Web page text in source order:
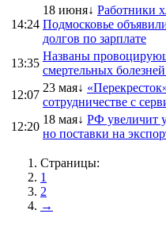
14:24
18 июня↓ Работники
Подмосковье
долгов по зарплате
13:35
Названы
смертельных
12:07
23 мая↓
сотрудничестве с
12:20
18 мая↓ РФ увеличит
но поставки на
Страницы:
1
2
→